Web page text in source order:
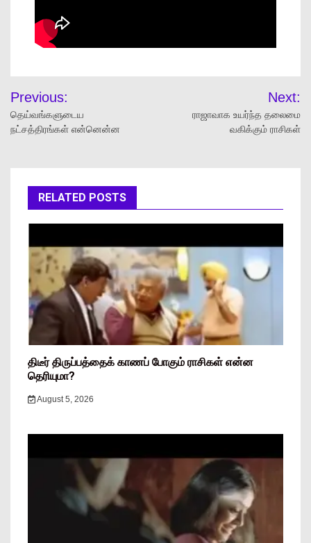
Previous:
தெய்வங்களுடைய
நட்சத்திரங்கள் என்னென்ன
Next:
ராஜாவாக உயர்ந்த தலைமை
வகிக்கும் ராசிகள்
RELATED POSTS
திடீர் திருப்பத்தைக் காணப் போகும் ராசிகள் என்ன
தெரியுமா?
August 5, 2026